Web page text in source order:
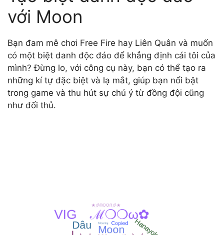
với Moon
Bạn đam mê chơi Free Fire hay Liên Quân và muốn
có một biệt danh độc đáo để khẳng định cái tôi của
mình? Đừng lo, với công cụ này, bạn có thể tạo ra
những kí tự đặc biệt và lạ mắt, giúp bạn nổi bật
trong game và thu hút sự chú ý từ đồng đội cũng
như đối thủ.